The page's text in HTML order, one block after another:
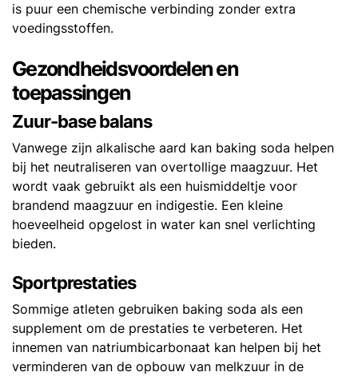
is puur een chemische verbinding zonder extra
voedingsstoffen.
Gezondheidsvoordelen en
toepassingen
Zuur-base balans
Vanwege zijn alkalische aard kan baking soda helpen
bij het neutraliseren van overtollige maagzuur. Het
wordt vaak gebruikt als een huismiddeltje voor
brandend maagzuur en indigestie. Een kleine
hoeveelheid opgelost in water kan snel verlichting
bieden.
Sportprestaties
Sommige atleten gebruiken baking soda als een
supplement om de prestaties te verbeteren. Het
innemen van natriumbicarbonaat kan helpen bij het
verminderen van de opbouw van melkzuur in de